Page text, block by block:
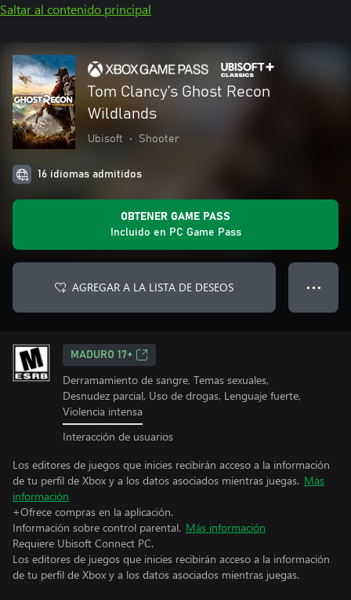
Saltar al contenido principal
Tom Clancy’s Ghost Recon
Wildlands
Ubisoft • Shooter
16 idiomas admitidos
OBTENER GAME PASS
Incluido en PC Game Pass
AGREGAR A LA LISTA DE DESEOS ● ● ●
MADURO 17+
Derramamiento de sangre, Temas sexuales,
Desnudez parcial, Uso de drogas, Lenguaje fuerte,
Violencia intensa
Interacción de usuarios
Los editores de juegos que inicies recibirán acceso a la información
de tu perfil de Xbox y a los datos asociados mientras juegas. Más
información
+Ofrece compras en la aplicación.
Información sobre control parental. Más información
Requiere Ubisoft Connect PC.
Los editores de juegos que inicies recibirán acceso a la información
de tu perfil de Xbox y a los datos asociados mientras juegas.